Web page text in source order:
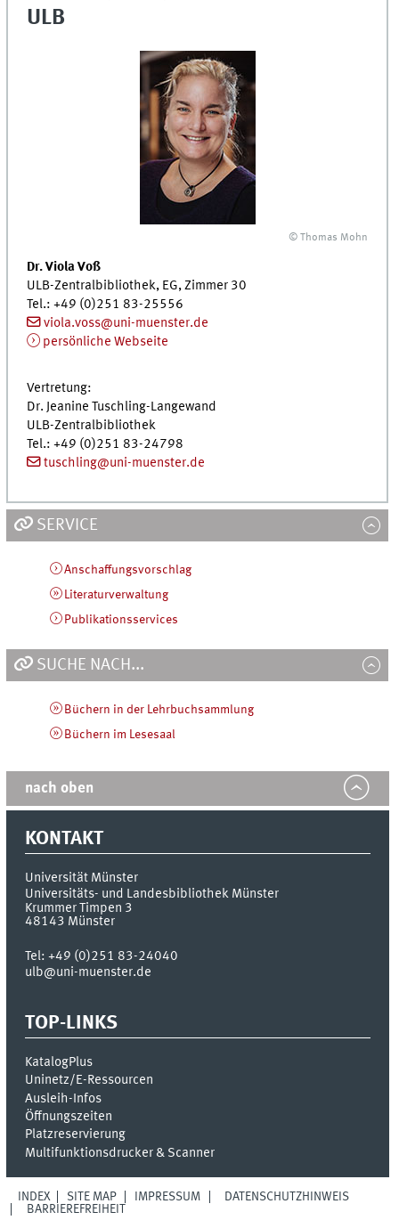
ULB
© Thomas Mohn
Dr.Viola Voß
ULB-Zentralbibliothek, EG, Zimmer 30
Tel.: +49 (0)251 83-25556
viola.voss@uni-muenster.de
persönliche Webseite
Vertretung:
Dr. Jeanine Tuschling-Langewand
ULB-Zentralbibliothek
Tel.: +49 (0)251 83-24798
tuschling@uni-muenster.de
SERVICE
Anschaffungsvorschlag
Literaturverwaltung
Publikationsservices
SUCHE NACH...
Büchern in der Lehrbuchsammlung
Büchern im Lesesaal
nach oben
KONTAKT
Universität Münster
Universitäts- und Landesbibliothek Münster
Krummer Timpen 3
48143 Münster
Tel:+49 (0)251 83-24040
ulb@uni-muenster.de
TOP-LINKS
KatalogPlus
Uninetz/E-Ressourcen
Ausleih-Infos
Öffnungszeiten
Platzreservierung
Multifunktionsdrucker & Scanner
INDEX SITE MAP IMPRESSUM
DATENSCHUTZHINWEIS
BARRIEREFREIHEIT